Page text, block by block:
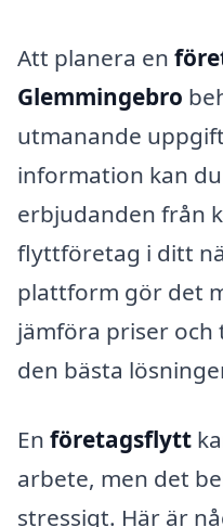
Att planera en
Glemmingebro
utmanande
information kan
erbjudanden från
flyttföretag i ditt
plattform gör det
jämföra priser och
den bästa
En företagsflytt
arbete, men det
stressigt. Här är